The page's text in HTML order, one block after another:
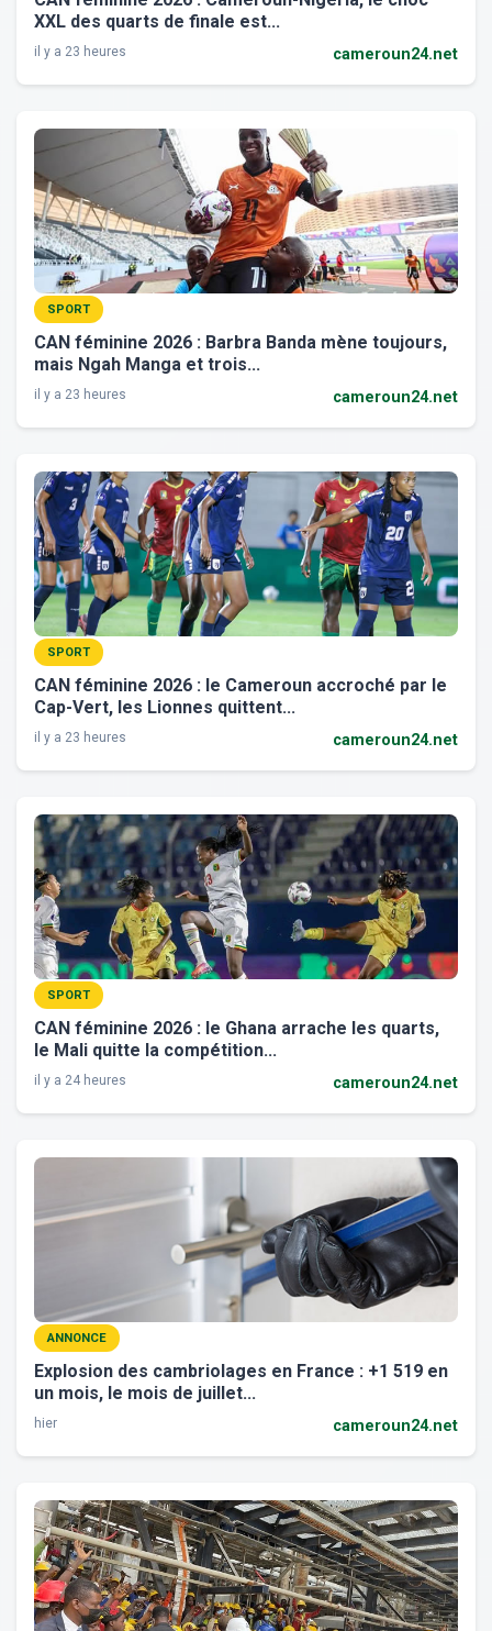
XXL des quarts de finale est...
il y a 23 heures cameroun24.net
SPORT
CAN féminine 2026 : Barbra Banda mène toujours,
mais Ngah Manga et trois...
il y a 23 heures cameroun24.net
SPORT
CAN féminine 2026 : le Cameroun accroché par le
Cap-Vert, les Lionnes quittent...
il y a 23 heures cameroun24.net
SPORT
CAN féminine 2026 : le Ghana arrache les quarts,
le Mali quitte la compétition...
il y a 24 heures cameroun24.net
ANNONCE
Explosion des cambriolages en France : +1 519 en
un mois, le mois de juillet...
hier cameroun24.net